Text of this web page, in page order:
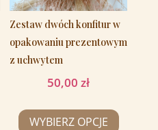
Zestaw dwóch konfitur w
opakowaniu prezentowym
z uchwytem
50,00zł
WYBIERZ OPCJE